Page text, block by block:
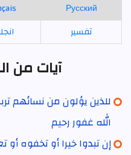
Русский
تفسير
آيات من
للذين يؤلون من نسائهم
الله غفور رحيم
إن تبدوا خيرا أو تخفوه